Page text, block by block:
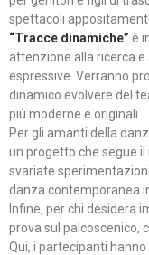
spettacoli
“Tracce dinamiche” è
attenzione alla ricerca
espressive. Verranno
dinamico evolvere del
più moderne e originali
Per gli amanti della
un progetto che segue il
svariate
danza contemporanea
Infine, per chi desidera
prova sul palcoscenico,
Qui, i partecipanti